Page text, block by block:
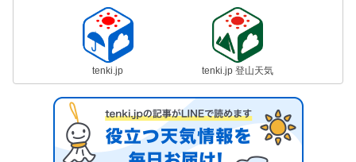
tenki.jp tenki.jp 登山天気